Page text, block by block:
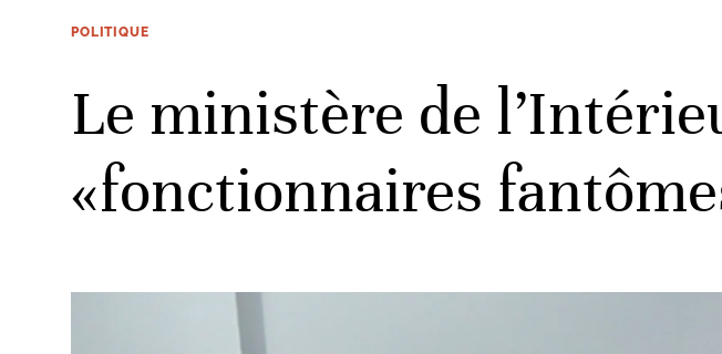
POLITIQUE
Le ministère de
«fonctionnaires